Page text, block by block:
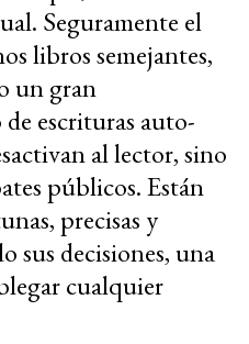
Seguramente el
libros semejantes,
un gran
escrituras auto-
al lector, sino
públicos. Están
precisas y
sus decisiones, una
cualquier